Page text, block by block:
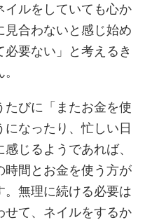
イルをしていても心か
見合わないと感じ始め
要ない」と考えるき
びに「またお金を使
なったり、忙しい日
じるようであれば、
時間とお金を使う方が
。無理に続ける必要は
せて、ネイルをするか